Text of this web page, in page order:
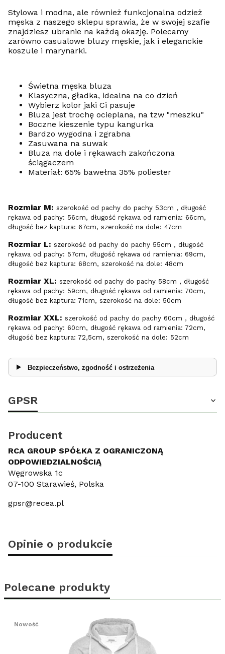
Stylowa i modna, ale również funkcjonalna odzież
męska z naszego sklepu sprawia, że w swojej szafie
znajdziesz ubranie na każdą okazję. Polecamy
zarówno casualowe bluzy męskie, jak i eleganckie
koszule i marynarki.
Świetna męska bluza
Klasyczna, gładka, idealna na co dzień
Wybierz kolor jaki Ci pasuje
Bluza jest trochę ocieplana, na tzw "meszku"
Boczne kieszenie typu kangurka
Bardzo wygodna i zgrabna
Zasuwana na suwak
Bluza na dole i rękawach zakończona
ściągaczem
Materiał: 65% bawełna 35% poliester
Rozmiar M: szerokość od pachy do pachy 53cm , długość
rękawa od pachy: 56cm, długość rękawa od ramienia: 66cm,
długość bez kaptura: 67cm, szerokość na dole: 47cm
Rozmiar L: szerokość od pachy do pachy 55cm , długość
rękawa od pachy: 57cm, długość rękawa od ramienia: 69cm,
długość bez kaptura: 68cm, szerokość na dole: 48cm
Rozmiar XL: szerokość od pachy do pachy 58cm , długość
rękawa od pachy: 59cm, długość rękawa od ramienia: 70cm,
długość bez kaptura: 71cm, szerokość na dole: 50cm
Rozmiar XXL: szerokość od pachy do pachy 60cm , długość
rękawa od pachy: 60cm, długość rękawa od ramienia: 72cm,
długość bez kaptura: 72,5cm, szerokość na dole: 52cm
Bezpieczeństwo, zgodność i ostrzeżenia
GPSR
Producent
RCA GROUP SPÓŁKA Z OGRANICZONĄ
ODPOWIEDZIALNOŚCIĄ
Węgrowska 1c
07-100 Starawieś, Polska
gpsr@recea.pl
Opinie o produkcie
Polecane produkty
Nowość